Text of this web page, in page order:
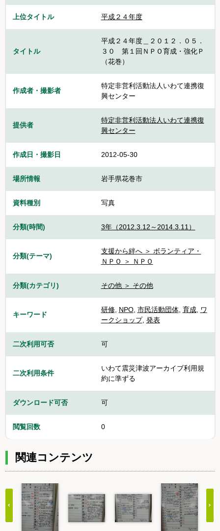
上位タイトル 平成２４年度
タイトル
平成２４年度＿２０１２．０５．
３０ 第１回ＮＰＯ育成・強化Ｐ
（花巻）
作成者・撮影者
特定非営利活動法人いわて連携復
興センター
提供者
特定非営利活動法人いわて連携復
興センター
作成日・撮影日 2012-05-30
場所情報 岩手県花巻市
資料種別 写真
分類(時間) 3年（2012.3.12～2014.3.11）
分類(テーマ)
支援から絆へ ＞ ボランティア・
ＮＰＯ ＞ ＮＰＯ
分類(カテゴリ) その他 ＞ その他
キーワード
研修, NPO, 市民活動団体, 育成, ワ
ークショップ, 発表
二次利用可否 可
二次利用条件
いわて震災津波アーカイブ利用規
約に準ずる
ダウンロード可否 可
閲覧回数 0
関連コンテンツ